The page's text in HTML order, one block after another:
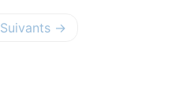
Suivants →